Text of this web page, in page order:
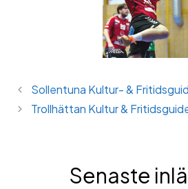
Sollentuna Kultur- &
Trollhättan Kultur &
Senaste